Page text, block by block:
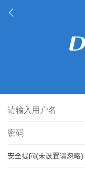
安全提问(未设置请忽略)